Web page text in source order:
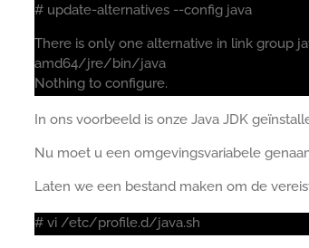
# update-alternatives --config java
There is only one alternative in link
amd64/jre/bin/java
Nothing to configure.
In ons voorbeeld is onze Java JDK
Nu moet u een omgevingsvariabele
Laten we een bestand maken om de
# vi /etc/profile.d/java.sh